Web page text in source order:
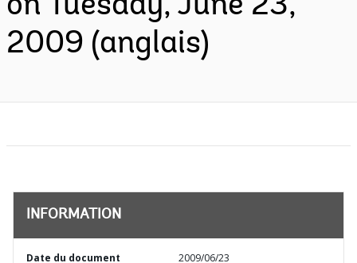
on Tuesday, June 23,
2009 (anglais)
INFORMATION
Date du document 2009/06/23